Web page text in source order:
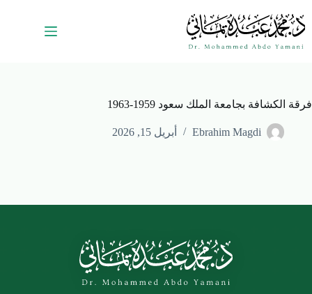
فرقة الكشافة بجامعة الملك سعود 1959-1963
Ebrahim Magdi أبريل 15, 2026